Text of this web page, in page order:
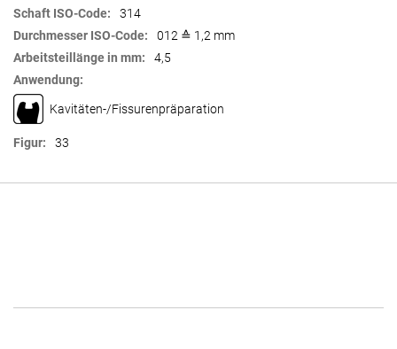
314
012 ≙ 1,2 mm
4,5
Kavitäten-/Fissurenpräparation
33